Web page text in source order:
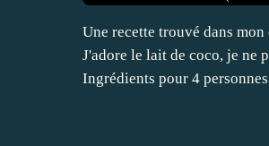
Une recette trouvé dans
J'adore le lait de coco, je ne
Ingrédients pour 4